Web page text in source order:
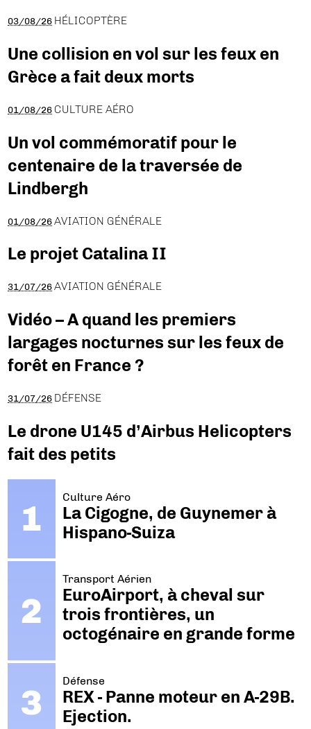
03/08/26 HÉLICOPTÈRE
Une collision en vol sur les feux en
Grèce a fait deux morts
01/08/26 CULTURE AÉRO
Un vol commémoratif pour le
centenaire de la traversée de
Lindbergh
01/08/26 AVIATION GÉNÉRALE
Le projet Catalina II
31/07/26 AVIATION GÉNÉRALE
Vidéo – A quand les premiers
largages nocturnes sur les feux de
forêt en France ?
31/07/26 DÉFENSE
Le drone U145 d’Airbus Helicopters
fait des petits
Culture Aéro
La Cigogne, de Guynemer à
Hispano-Suiza
Transport Aérien
EuroAirport, à cheval sur
trois frontières, un
octogénaire en grande forme
Défense
REX - Panne moteur en A-29B.
Ejection.